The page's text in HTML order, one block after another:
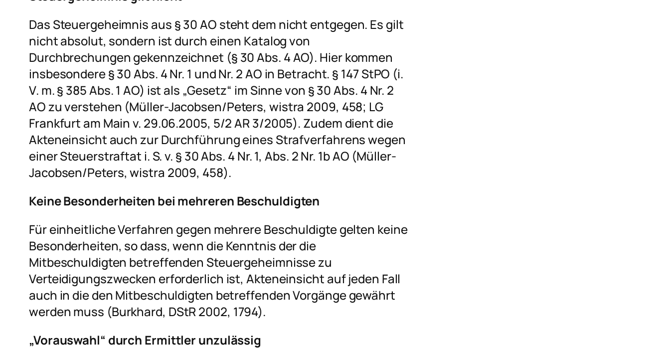
Das Steuergeheimnis aus § 30 AO steht dem nicht entgegen. Es gilt
nicht absolut, sondern ist durch einen Katalog von
Durchbrechungen gekennzeichnet (§ 30 Abs. 4 AO). Hier kommen
insbesondere § 30 Abs. 4 Nr. 1 und Nr. 2 AO in Betracht. § 147 StPO (i.
V. m. § 385 Abs. 1 AO) ist als „Gesetz“ im Sinne von § 30 Abs. 4 Nr. 2
AO zu verstehen (Müller-Jacobsen/Peters, wistra 2009, 458; LG
Frankfurt am Main v. 29.06.2005, 5/2 AR 3/2005). Zudem dient die
Akteneinsicht auch zur Durchführung eines Strafverfahrens wegen
einer Steuerstraftat i. S. v. § 30 Abs. 4 Nr. 1, Abs. 2 Nr. 1b AO (Müller-
Jacobsen/Peters, wistra 2009, 458).
Keine Besonderheiten bei mehreren Beschuldigten
Für einheitliche Verfahren gegen mehrere Beschuldigte gelten keine
Besonderheiten, so dass, wenn die Kenntnis der die
Mitbeschuldigten betreffenden Steuergeheimnisse zu
Verteidigungszwecken erforderlich ist, Akteneinsicht auf jeden Fall
auch in die den Mitbeschuldigten betreffenden Vorgänge gewährt
werden muss (Burkhard, DStR 2002, 1794).
„Vorauswahl“ durch Ermittler unzulässig